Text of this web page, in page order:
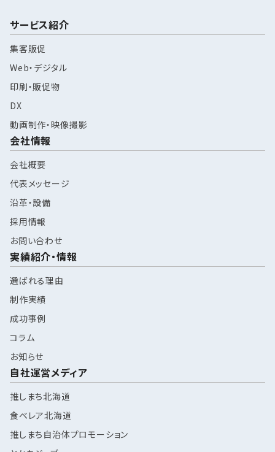
サービス紹介
集客販促
Web・デジタル
印刷・販促物
DX
動画制作・映像撮影
会社情報
会社概要
代表メッセージ
沿革・設備
採用情報
お問い合わせ
実績紹介・情報
選ばれる理由
制作実績
成功事例
コラム
お知らせ
自社運営メディア
推しまち北海道
食べレア北海道
推しまち自治体プロモーション